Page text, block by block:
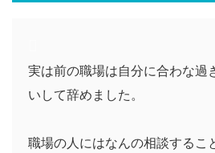
実は前の職場は自分に合わな過
いして辞めました。
職場の人にはなんの相談するこ